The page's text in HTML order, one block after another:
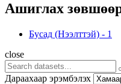
Ашиглах
Бусад (Нээлттэй) - 1
close
Дараахаар эрэмбэлэх